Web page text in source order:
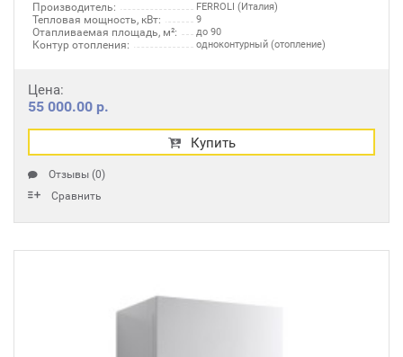
Производитель: FERROLI (Италия)
Тепловая мощность, кВт: 9
Отапливаемая площадь, м²: до 90
Контур отопления: одноконтурный (отопление)
Цена:
55 000.00 р.
Купить
Отзывы (0)
Сравнить